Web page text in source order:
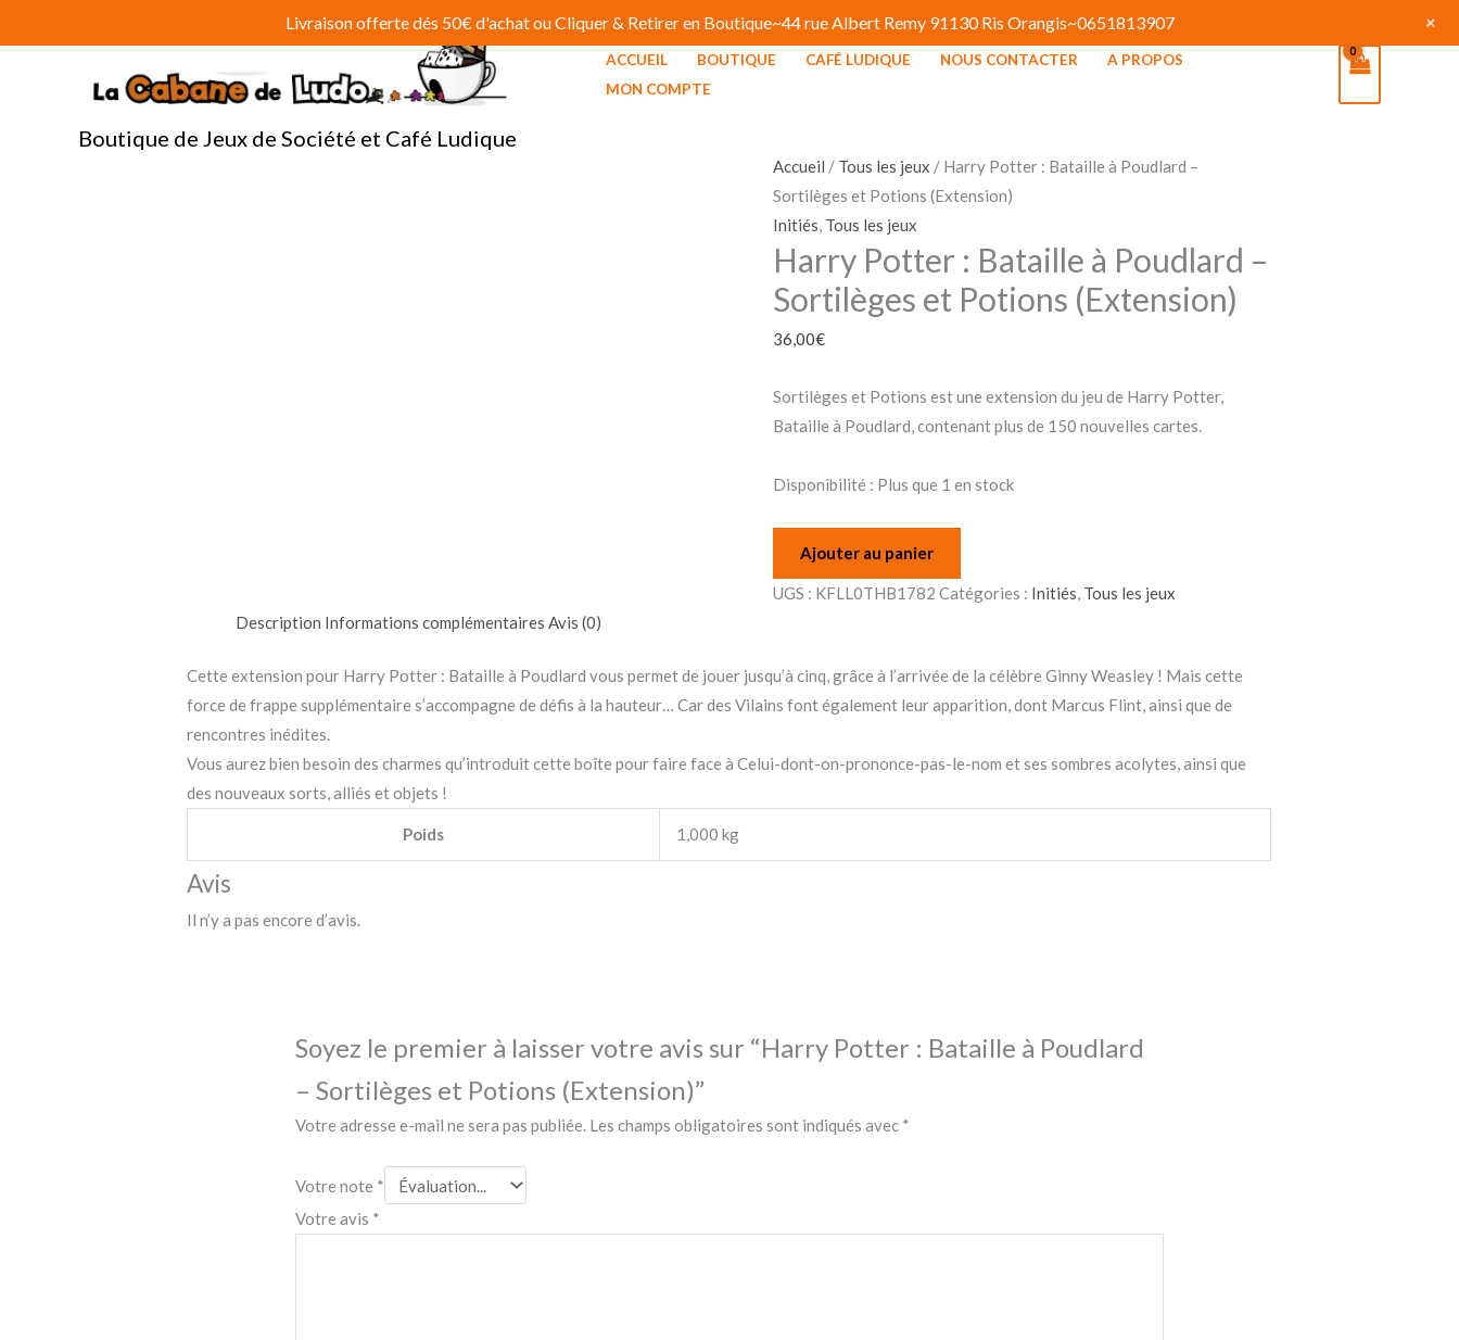
au
Boutique de Jeux de Société et Café Ludique
ACCUEIL BOUTIQUE CAFÉ LUDIQUE NOUS CONTACTER
A PROPOS
MON COMPTE
Accueil / Tous les jeux / Harry Potter : Bataille à Poudlard –
Sortilèges et Potions (Extension)
Initiés, Tous les jeux
Harry Potter : Bataille à Poudlard –
Sortilèges et Potions (Extension)
36,00€
Sortilèges et Potions est une extension du jeu de Harry Potter,
Bataille à Poudlard, contenant plus de 150 nouvelles cartes.
Disponibilité : Plus que 1 en stock
Potter
:
Bataille
à
Poudlard
-
Sortilèges
Potions
(Extension)
Ajouter au panier
UGS : KFLL0THB1782 Catégories : Initiés, Tous les jeux
Description Informations complémentaires Avis (0)
Cette extension pour Harry Potter : Bataille à Poudlard vous permet de jouer jusqu’à cinq, grâce à l’arrivée de la célèbre Ginny Weasley ! Mais cette
force de frappe supplémentaire s’accompagne de défis à la hauteur… Car des Vilains font également leur apparition, dont Marcus Flint, ainsi que de
rencontres inédites.
Vous aurez bien besoin des charmes qu’introduit cette boîte pour faire face à Celui-dont-on-prononce-pas-le-nom et ses sombres acolytes, ainsi que
des nouveaux sorts, alliés et objets !
Poids 1,000 kg
Avis
Il n’y a pas encore d’avis.
Soyez le premier à laisser votre avis sur “Harry Potter : Bataille à Poudlard
– Sortilèges et Potions (Extension)”
Votre adresse e-mail ne sera pas publiée. Les champs obligatoires sont indiqués avec *
Votre note *
Votre avis *
Livraison offerte dés 50€ d'achat ou Cliquer & Retirer en Boutique~44 rue Albert Remy 91130 Ris Orangis~0651813907 +